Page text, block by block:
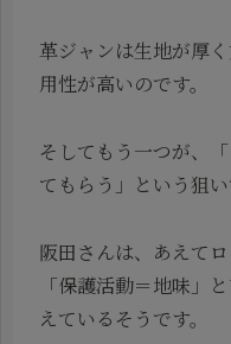
革ジャンは生地が厚
用性が高いのです。
そしてもう一つが、
てもらう」という狙い
阪田さんは、あえて
「保護活動＝地味」
えているそうです。